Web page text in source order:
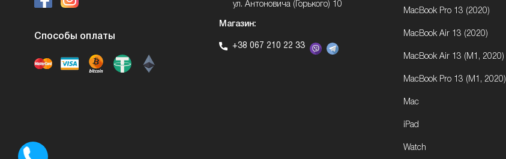
Способы оплаты
ул. Антоновича (Горького) 10
Магазин:
+38 067 210 22 33
MacBook Pro 13 (2020)
MacBook Air 13 (2020)
MacBook Air 13 (M1, 2020)
MacBook Pro 13 (M1, 2020)
Mac
iPad
Watch